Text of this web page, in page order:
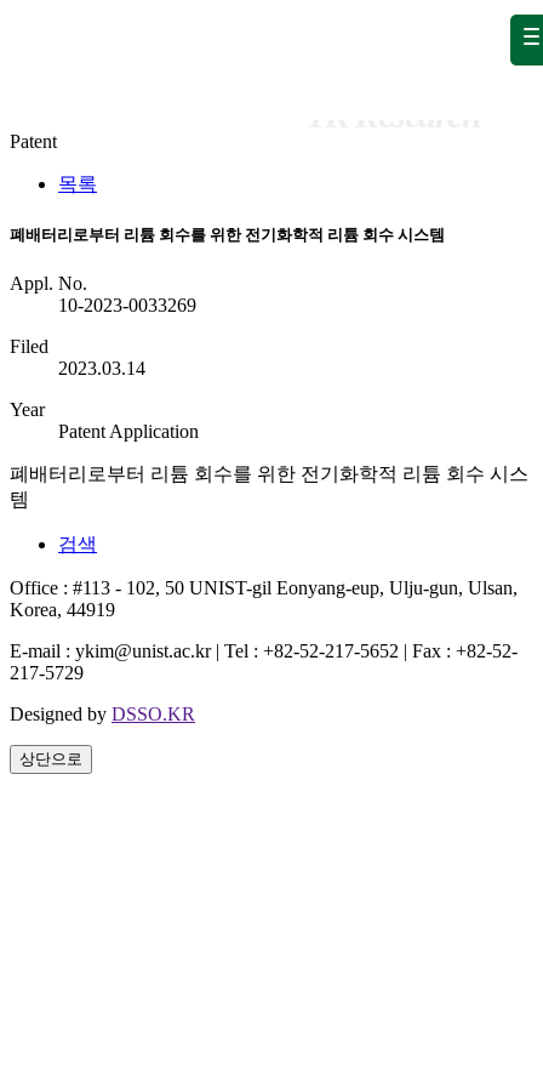
Patent
목록
폐배터리로부터 리튬 회수를 위한 전기화학적 리튬 회수 시스템
Appl. No.
10-2023-0033269
Filed
2023.03.14
Year
Patent Application
폐배터리로부터 리튬 회수를 위한 전기화학적 리튬 회수 시스
템
검색
Office : #113 - 102, 50 UNIST-gil Eonyang-eup, Ulju-gun, Ulsan,
Korea, 44919
E-mail : ykim@unist.ac.kr | Tel : +82-52-217-5652 | Fax : +82-52-
217-5729
Designed by DSSO.KR
상단으로